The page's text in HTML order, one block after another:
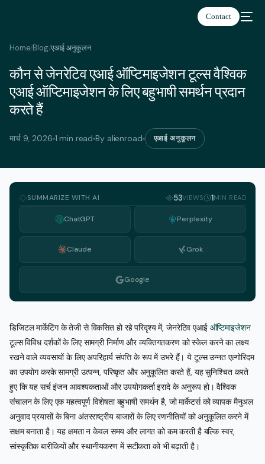
Contact
Home/Blog/एआई अनुकूलन
कौन से जेनरेटिव एआई ऑप्टिमाइजेशन टूल्स वैश्विक
एआई ऑप्टिमाइजेशन के लिए बहुभाषी समर्थन प्रदान
करते हैं
मार्च 9, 2026 1 min read By alienroad एआई अनुकूलन
SUMMARIZE WITH AI 53VIEWS 1MIN READ
ChatGPT Perplexity
Claude Grok
Google
डिजिटल मार्केटिंग के तेजी से विकसित हो रहे परिदृश्य में, जेनरेटिव एआई ऑप्टिमाइजेशन
टूल्स विविध दर्शकों के लिए सामग्री निर्माण और व्यक्तिगतकरण को स्केल करने का लक्ष्य
रखने वाले व्यवसायों के लिए अपरिहार्य संपत्ति के रूप में उभरे हैं। ये टूल्स उन्नत एल्गोरिदम
का उपयोग करके सामग्री उत्पन्न, परिष्कृत और अनुकूलित करते हैं, यह सुनिश्चित करते
हुए कि यह सर्च इंजन आवश्यकताओं और उपयोगकर्ता इरादे के अनुरूप हो। वैश्विक
संचालन के लिए एक महत्वपूर्ण विशेषता बहुभाषी समर्थन है, जो मार्केटर्स को व्यापक मैनुअल
अनुवाद प्रयासों के बिना अंतरराष्ट्रीय बाजारों के लिए रणनीतियों को अनुकूलित करने में
सक्षम बनाता है। यह क्षमता न केवल समय और लागत को कम करती है बल्कि स्वर,
सांस्कृतिक बारीकियों और स्थानीयकरण में सटीकता को भी बढ़ाती है।
हिन्दी